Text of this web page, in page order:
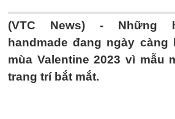
(VTC News) - Những
handmade đang ngày
mùa Valentine 2023 vì mẫu
trang trí bắt mắt.